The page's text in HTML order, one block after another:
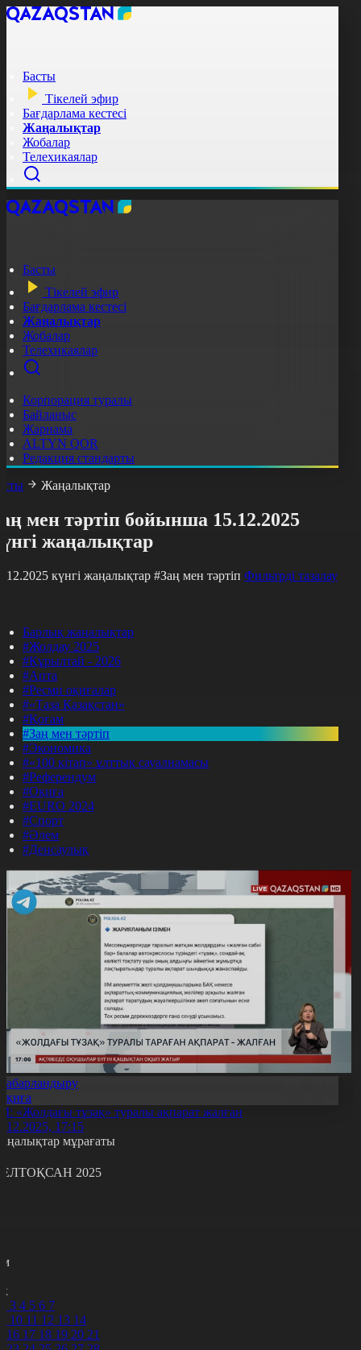
Басты
Тікелей эфир
Бағдарлама кестесі
Жаңалықтар
Жобалар
Телехикаялар
Басты
Тікелей эфир
Бағдарлама кестесі
Жаңалықтар
Жобалар
Телехикаялар
Корпорация туралы
Байланыс
Жарнама
ALTYN QOR
Редакция стандарты
Жаңалықтар
мен тәртіп бойынша 15.12.2025
жаңалықтар
күнгі жаңалықтар #Заң мен тәртіп Фильтрді тазалау
Барлық жаңалықтар
#Жолдау 2025
#Құрылтай - 2026
#Апта
#Ресми оқиғалар
#«Таза Қазақстан»
#Қоғам
#Заң мен тәртіп
#Экономика
#«100 кітап» ұлттық сауалнамасы
#Референдум
#Оқиға
#EURO 2024
#Спорт
#Әлем
#Денсаулық
«Жолдағы тұзақ» туралы ақпарат жалған
17:15
мұрағаты
2025
3 4 5 6 7
10 11 12 13 14
16 17 18 19 20 21